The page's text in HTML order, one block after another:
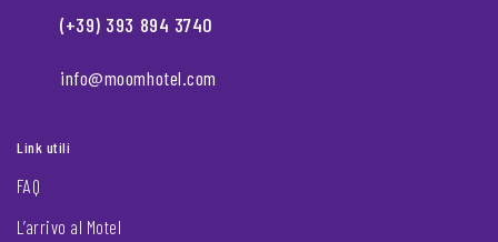
(+39) 393 894 3740
info@moomhotel.com
Link utili
FAQ
L’arrivo al Motel